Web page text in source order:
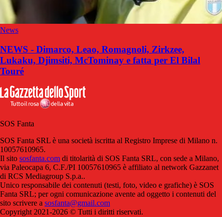
News
NEWS - Dimarco, Leao, Romagnoli, Zirkzee,
Lukaku, Djimsiti, McTominay e fatta per El Bilal
Touré
SOS Fanta
SOS Fanta SRL è una società iscritta al Registro Imprese di Milano n.
10057610965.
Il sito sosfanta.com di titolarità di SOS Fanta SRL, con sede a Milano,
via Paleocapa 6, C.F./PI 10057610965 è affiliato al network Gazzanet
di RCS Mediagroup S.p.a..
Unico responsabile dei contenuti (testi, foto, video e grafiche) è SOS
Fanta SRL; per ogni comunicazione avente ad oggetto i contenuti del
sito scrivere a sosfanta@gmail.com
Copyright 2021-2026 © Tutti i diritti riservati.